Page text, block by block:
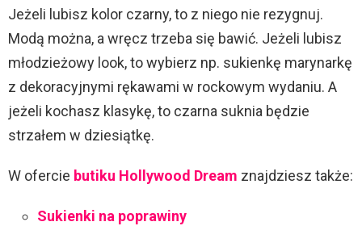
Jeżeli lubisz kolor czarny, to z niego nie rezygnuj.
Modą można, a wręcz trzeba się bawić. Jeżeli lubisz
młodzieżowy look, to wybierz np. sukienkę marynarkę
z dekoracyjnymi rękawami w rockowym wydaniu. A
jeżeli kochasz klasykę, to czarna suknia będzie
strzałem w dziesiątkę.
W ofercie butiku Hollywood Dream znajdziesz także:
Sukienki na poprawiny